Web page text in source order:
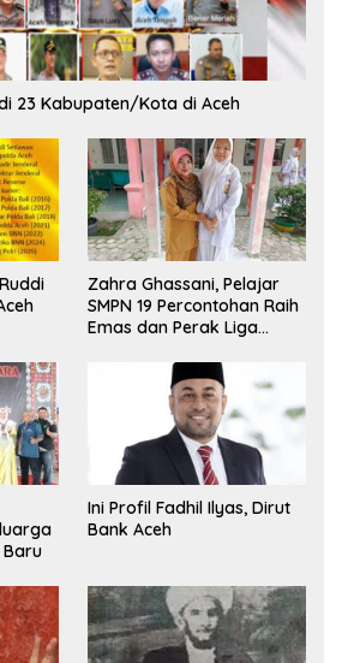
23 Kabupaten/Kota di Aceh
Zahra Ghassani, Pelajar
SMPN 19 Percontohan Raih
Emas dan Perak Liga
Ini Profil Fadhil Ilyas, Dirut
Bank Aceh